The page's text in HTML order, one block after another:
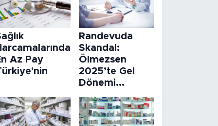
Az Pay
Randevuda
Skandal:
Ölmezsen
2025’te Gel
Dönemi...